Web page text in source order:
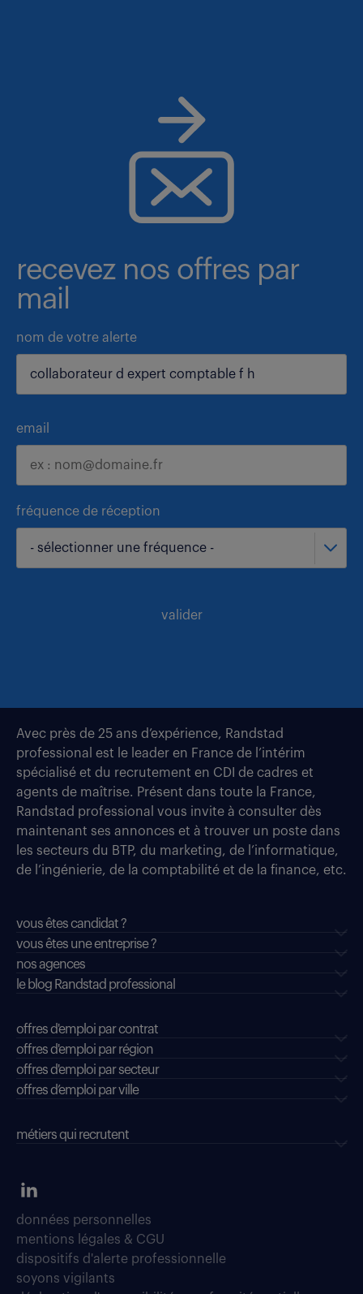
recevez nos offres par
mail
nom de votre alerte
email
fréquence de réception
- sélectionner une fréquence -
valider
Avec près de 25 ans d’expérience, Randstad
professional est le leader en France de l’intérim
spécialisé et du recrutement en CDI de cadres et
agents de maîtrise. Présent dans toute la France,
Randstad professional vous invite à consulter dès
maintenant ses annonces et à trouver un poste dans
les secteurs du BTP, du marketing, de l’informatique,
de l’ingénierie, de la comptabilité et de la finance, etc.
vous êtes candidat ?
vous êtes une entreprise ?
nos agences
le blog Randstad professional
offres d'emploi par contrat
offres d'emploi par région
offres d'emploi par secteur
offres d’emploi par ville
métiers qui recrutent
données personnelles
mentions légales & CGU
dispositifs d'alerte professionnelle
soyons vigilants